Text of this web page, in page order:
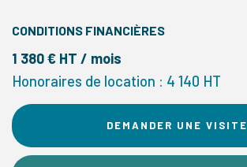
CONDITIONS FINANCIÈRES
1 380 € HT / mois
Honoraires de location : 4 140 HT
DEMANDER UNE VISITE